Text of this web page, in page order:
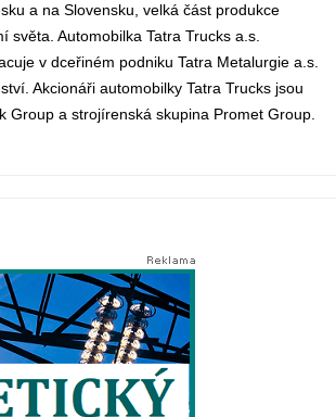
a na Slovensku, velká část produkce
světa. Automobilka Tatra Trucks a.s.
v dceřiném podniku Tatra Metalurgie a.s.
Akcionáři automobilky Tatra Trucks jsou
Group a strojírenská skupina Promet Group.